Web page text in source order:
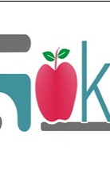
Jandarma
Yeni